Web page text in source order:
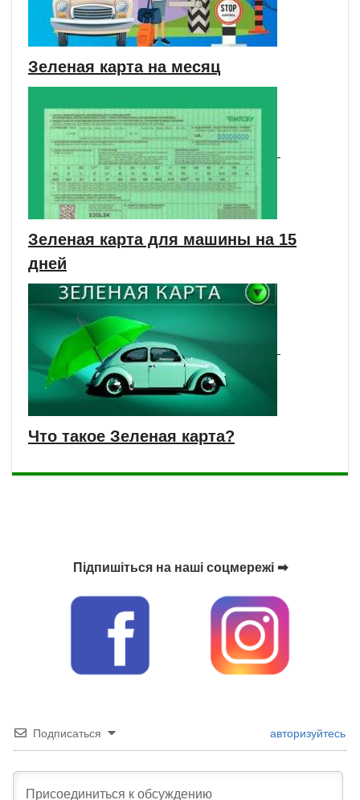
Зеленая карта на месяц
Зеленая карта для машины на 15
дней
Что такое Зеленая карта?
Підпишіться на наші соцмережі ➡
Подписаться авторизуйтесь